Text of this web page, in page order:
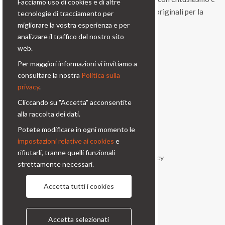
vitalità, una gamma di prodotti e di soluzioni originali per la
fotografia professionale.
Contatti
Via Prinetti, 32 - 20127
+39 0226110946
Informazioni
Chi Siamo
Privacy Policy
Condizioni generali
Contatti
Facciamo uso di cookies e di altre
tecnologie di tracciamento per
migliorare la vostra esperienza e per
analizzare il traffico del nostro sito
web.
Per maggiori informazioni vi invitiamo a
consultare la nostra Politica sulla
privacy.
Cliccando su "Accetta" acconsentite
alla raccolta dei dati.
Potete modificare in ogni momento le
impostazioni relative ai cookies e
rifiutarli, tranne quelli funzionali
strettamente necessari.
Accetta tutti i cookies
Accetta selezionati